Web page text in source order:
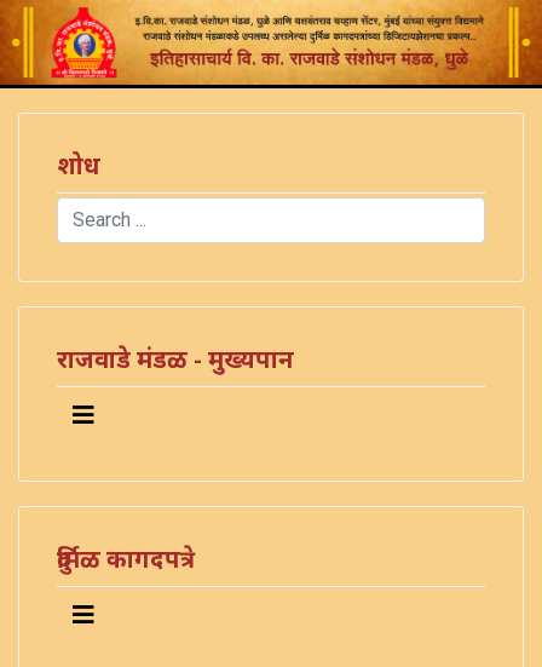
शोध
Search
राजवाडे मंडळ - मुख्यपान
दुर्मिळ कागदपत्रे